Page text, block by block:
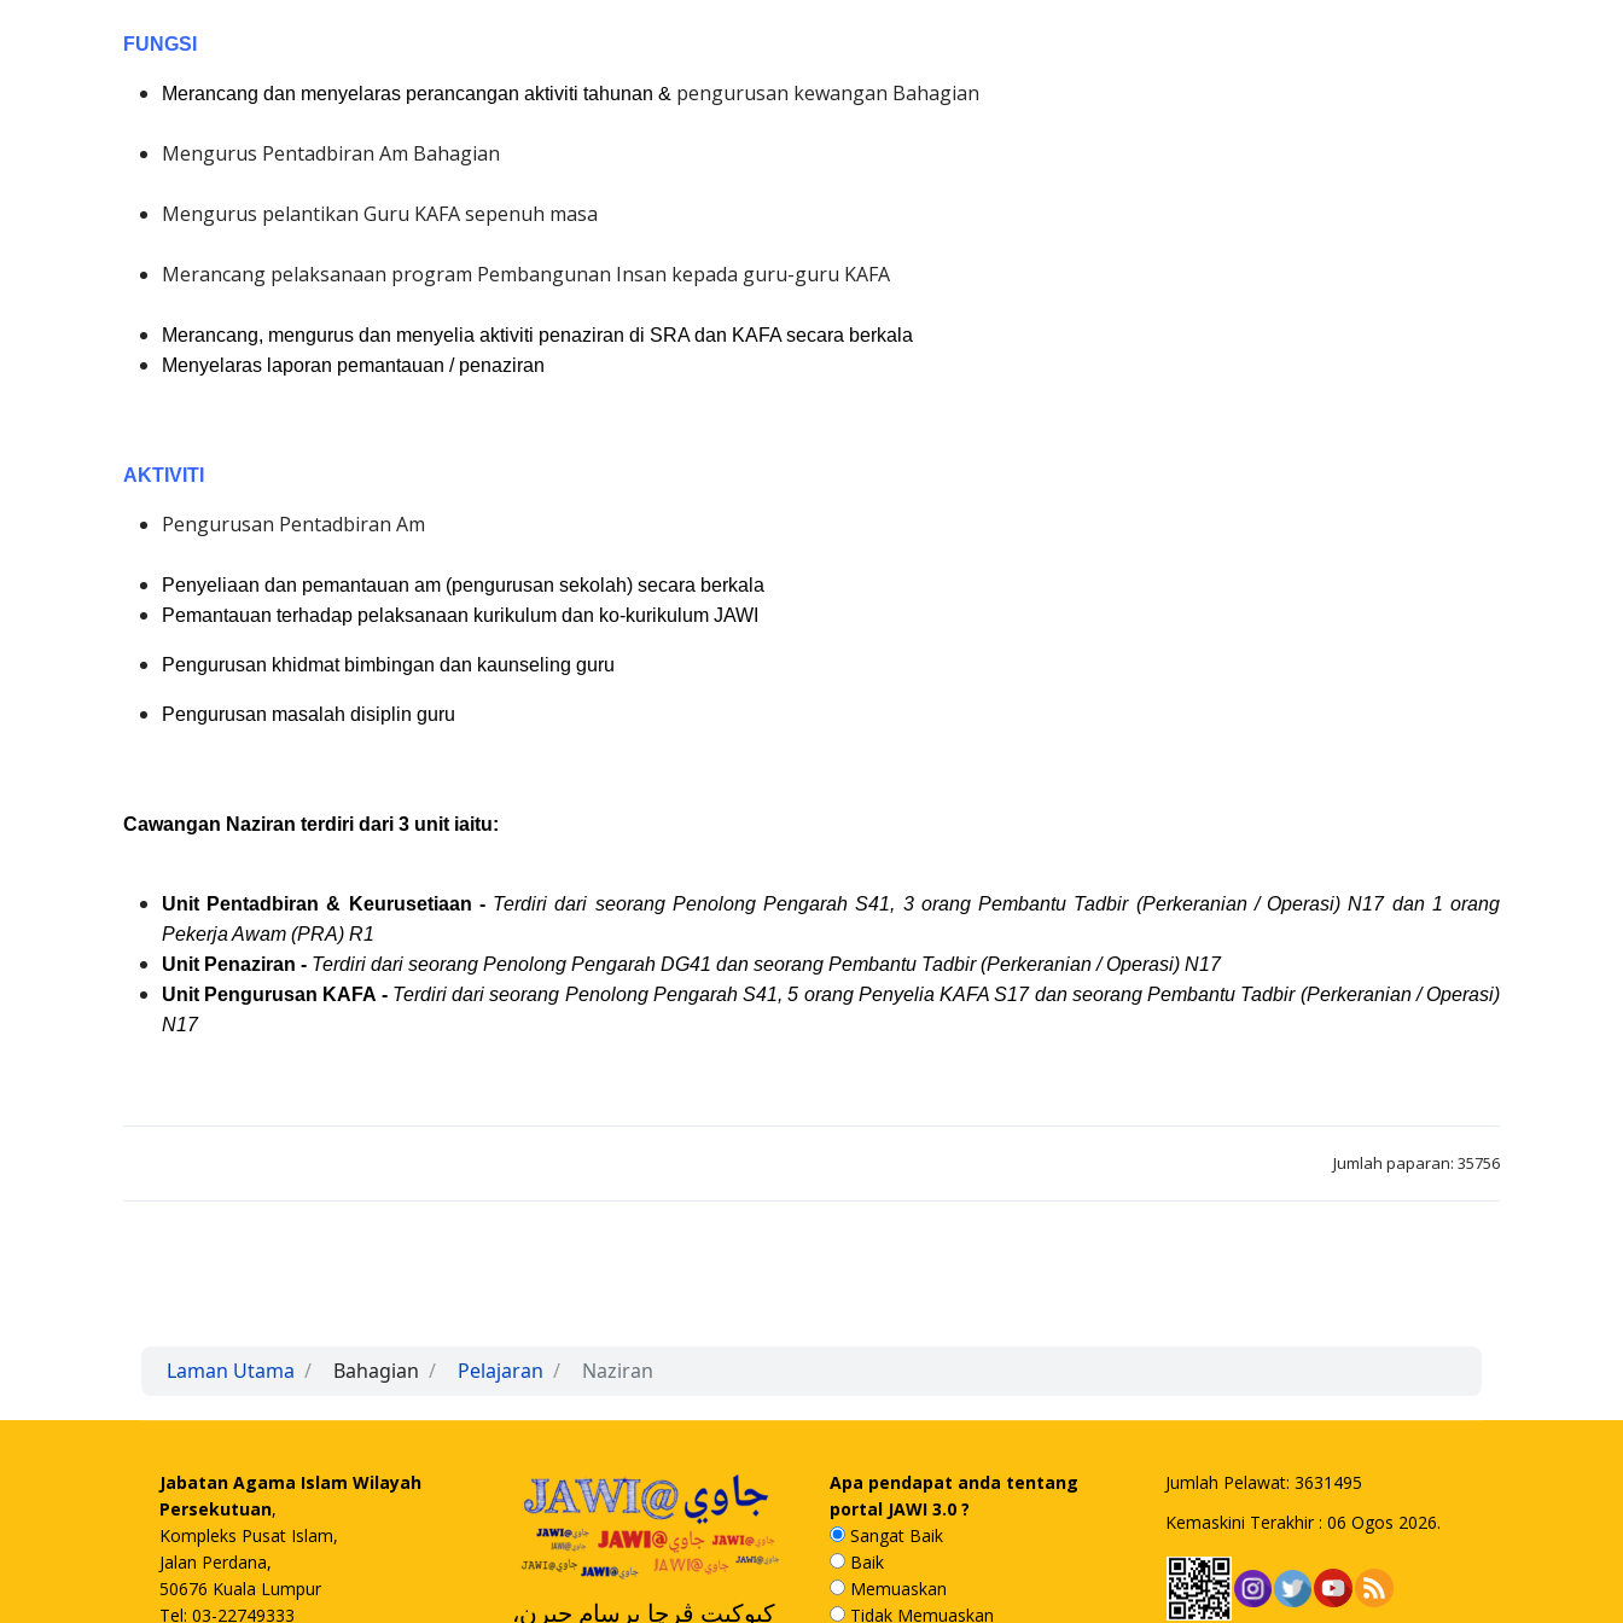
FUNGSI
Merancang dan menyelaras perancangan aktiviti tahunan & pengurusan kewangan Bahagian
Mengurus Pentadbiran Am Bahagian
Mengurus pelantikan Guru KAFA sepenuh masa
Merancang pelaksanaan program Pembangunan Insan kepada guru-guru KAFA
Merancang, mengurus dan menyelia aktiviti penaziran di SRA dan KAFA secara berkala
Menyelaras laporan pemantauan / penaziran
AKTIVITI
Pengurusan Pentadbiran Am
Penyeliaan dan pemantauan am (pengurusan sekolah) secara berkala
Pemantauan terhadap pelaksanaan kurikulum dan ko-kurikulum JAWI
Pengurusan khidmat bimbingan dan kaunseling guru
Pengurusan masalah disiplin guru
Cawangan Naziran terdiri dari 3 unit iaitu:
Unit Pentadbiran & Keurusetiaan - Terdiri dari seorang Penolong Pengarah S41, 3 orang Pembantu Tadbir (Perkeranian / Operasi) N17 dan 1 orang
Pekerja Awam (PRA) R1
Unit Penaziran - Terdiri dari seorang Penolong Pengarah DG41 dan seorang Pembantu Tadbir (Perkeranian / Operasi) N17
Unit Pengurusan KAFA - Terdiri dari seorang Penolong Pengarah S41, 5 orang Penyelia KAFA S17 dan seorang Pembantu Tadbir (Perkeranian / Operasi)
N17
Jumlah paparan: 35756
Laman Utama Bahagian Pelajaran Naziran
Jabatan Agama Islam Wilayah
Persekutuan,
Kompleks Pusat Islam,
Jalan Perdana,
50676 Kuala Lumpur
Tel: 03-22749333
،کبوکيت ڤرچا برسام جيرن
Apa pendapat anda tentang
portal JAWI 3.0 ?
Sangat Baik
Baik
Memuaskan
Tidak Memuaskan
Jumlah Pelawat: 3631495
Kemaskini Terakhir : 06 Ogos 2026.